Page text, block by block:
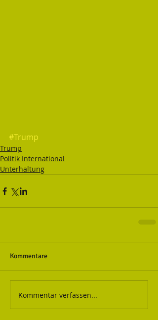
#Trump
Trump
Politik International
Unterhaltung
Kommentare
Kommentar verfassen...